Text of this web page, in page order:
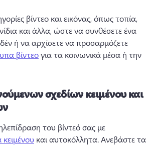
βίντεο και εικόνας, όπως τοπία,
και άλλα, ώστε να συνθέσετε ένα
ή να αρχίσετε να προσαρμόζετε
βίντεο για τα κοινωνικά μέσα ή την
σχεδίων κειμένου και
του βίντεό σας με
και αυτοκόλλητα. Ανεβάστε τα